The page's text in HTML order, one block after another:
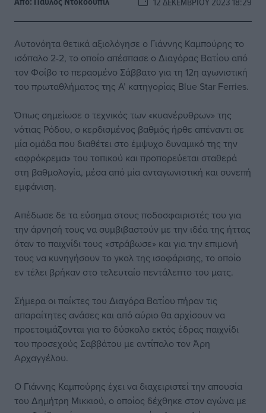
Αυτονόητα θετικά αξιολόγησε ο Γιάννης Καμπούρης το
ισόπαλο 2-2, το οποίο απέσπασε ο Διαγόρας Βατίου από
τον Φοίβο το περασμένο Σάββατο για τη 12η αγωνιστική
του πρωταθλήματος της Α’ κατηγορίας Blue Star Ferries.
Όπως σημείωσε ο τεχνικός των «κυανέρυθρων» της
νότιας Ρόδου, ο κερδισμένος βαθμός ήρθε απέναντι σε
μία ομάδα που διαθέτει στο έμψυχο δυναμικό της την
«αφρόκρεμα» του τοπικού και προπορεύεται σταθερά
στη βαθμολογία, μέσα από μία ανταγωνιστική και συνεπή
εμφάνιση.
Απέδωσε δε τα εύσημα στους ποδοσφαιριστές του για
την άρνησή τους να συμβιβαστούν με την ιδέα της ήττας
όταν το παιχνίδι τους «στράβωσε» και για την επιμονή
τους να κυνηγήσουν το γκολ της ισοφάρισης, το οποίο
εν τέλει βρήκαν στο τελευταίο πεντάλεπτο του ματς.
Σήμερα οι παίκτες του Διαγόρα Βατίου πήραν τις
απαραίτητες ανάσες και από αύριο θα αρχίσουν να
προετοιμάζονται για το δύσκολο εκτός έδρας παιχνίδι
του προσεχούς Σαββάτου με αντίπαλο τον Άρη
Αρχαγγέλου.
Ο Γιάννης Καμπούρης έχει να διαχειριστεί την απουσία
του Δημήτρη Μικκιού, ο οποίος δέχθηκε στον αγώνα με